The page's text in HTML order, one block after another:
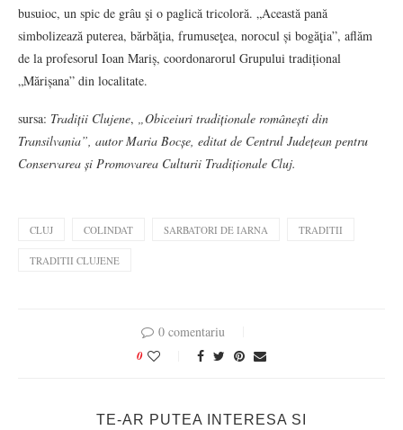
busuioc, un spic de grâu şi o paglică tricoloră. „Această pană
simbolizează puterea, bărbăţia, frumuseţea, norocul și bogăţia”, aflăm
de la profesorul Ioan Mariș, coordonarorul Grupului tradițional
„Mărișana” din localitate.
sursa: Tradiții Clujene,
„Obiceiuri tradiționale românești din
Transilvania”, autor Maria Bocșe, editat de Centrul Județean pentru
Conservarea și Promovarea Culturii Tradiționale Cluj.
CLUJ COLINDAT SARBATORI DE IARNA TRADITII
TRADITII CLUJENE
0 comentariu
0
TE-AR PUTEA INTERESA SI